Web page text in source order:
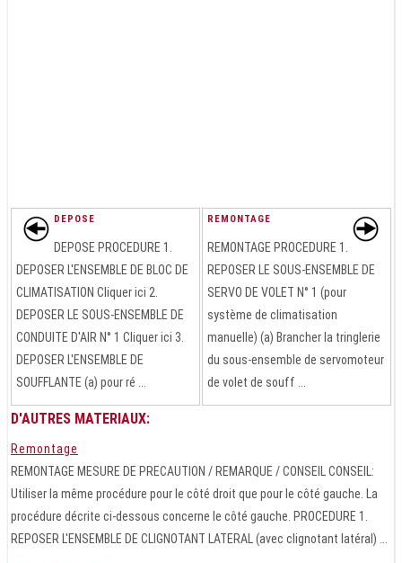
DEPOSE
DEPOSE PROCEDURE 1.
DEPOSER L'ENSEMBLE DE BLOC DE
CLIMATISATION Cliquer ici 2.
DEPOSER LE SOUS-ENSEMBLE DE
CONDUITE D'AIR N° 1 Cliquer ici 3.
DEPOSER L'ENSEMBLE DE
SOUFFLANTE (a) pour ré ...
REMONTAGE
REMONTAGE PROCEDURE 1.
REPOSER LE SOUS-ENSEMBLE DE
SERVO DE VOLET N° 1 (pour
système de climatisation
manuelle) (a) Brancher la tringlerie
du sous-ensemble de servomoteur
de volet de souff ...
D'AUTRES MATERIAUX:
Remontage
REMONTAGE MESURE DE PRECAUTION / REMARQUE / CONSEIL CONSEIL:
Utiliser la même procédure pour le côté droit que pour le côté gauche. La
procédure décrite ci-dessous concerne le côté gauche. PROCEDURE 1.
REPOSER L'ENSEMBLE DE CLIGNOTANT LATERAL (avec clignotant latéral) ...